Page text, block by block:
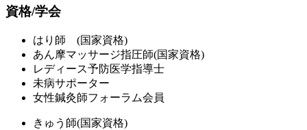
資格/学会
はり師 (国家資格)
あん摩マッサージ指圧師(国家資格)
レディース予防医学指導士
未病サポーター
女性鍼灸師フォーラム会員
きゅう師(国家資格)